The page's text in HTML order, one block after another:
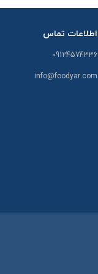
اطلاعات تماس
09124574336
info@foodyar.com